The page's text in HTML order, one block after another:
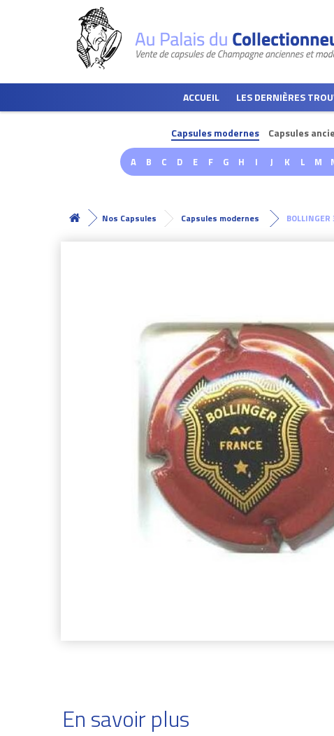
ACCUEIL LES DERNIÈRES
Capsules modernes Capsules
A B C D E F G H I J K L M
Nos Capsules Capsules modernes
En savoir plus